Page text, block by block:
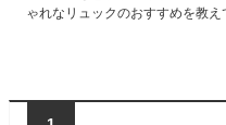
ゃれなリュックのおすすめを教え